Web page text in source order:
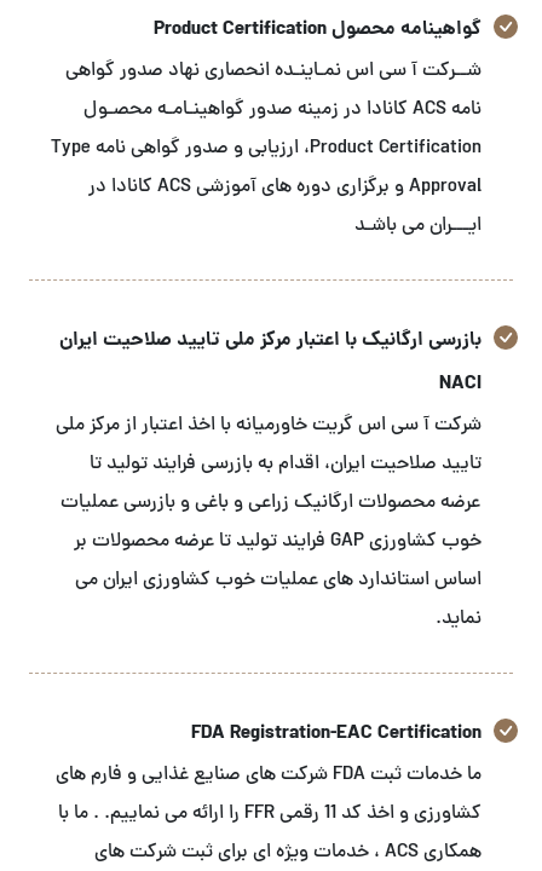
گواهینامه محصول Product Certification
شــرکت آ سی اس نمـاینـده انحصاری نهاد صدور گواهی
نامه ACS کانادا در زمینه صدور گواهینـامـه محصـول
Product Certification، ارزیابی و صدور گواهی نامه Type
Approval و برگزاری دوره های آموزشی ACS کانادا در
ایـــران می باشـد
بازرسی ارگانیک با اعتبار مرکز ملی تایید صلاحیت ایران
NACI
شرکت آ سی اس گریت خاورمیانه با اخذ اعتبار از مرکز ملی
تایید صلاحیت ایران، اقدام به بازرسی فرایند تولید تا
عرضه محصولات ارگانیک زراعی و باغی و بازرسی عملیات
خوب کشاورزی GAP فرایند تولید تا عرضه محصولات بر
اساس استاندارد های عملیات خوب کشاورزی ایران می
نماید.
FDA Registration-EAC Certification
ما خدمات ثبت FDA شرکت های صنایع غذایی و فارم های
کشاورزی و اخذ کد 11 رقمی FFR را ارائه می نماییم. . ما با
همکاری ACS ، خدمات ویژه ای برای ثبت شرکت های